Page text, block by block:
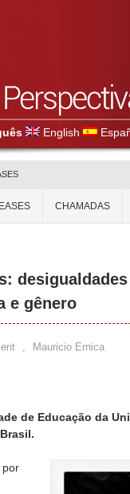
English
CHAMADAS
e gênero
, Mauricio Ernica
de Educação da
por